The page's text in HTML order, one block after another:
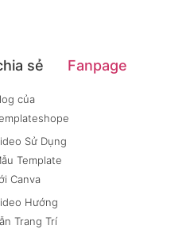
sẻ
của
Sử Dụng
Template
Canva
Hướng
Trang Trí
Fanpage